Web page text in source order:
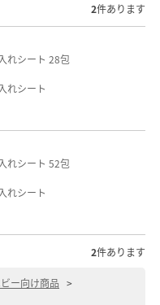
2件あります
れシート 28包
れシート
れシート 52包
れシート
2件あります
ー向け商品 >